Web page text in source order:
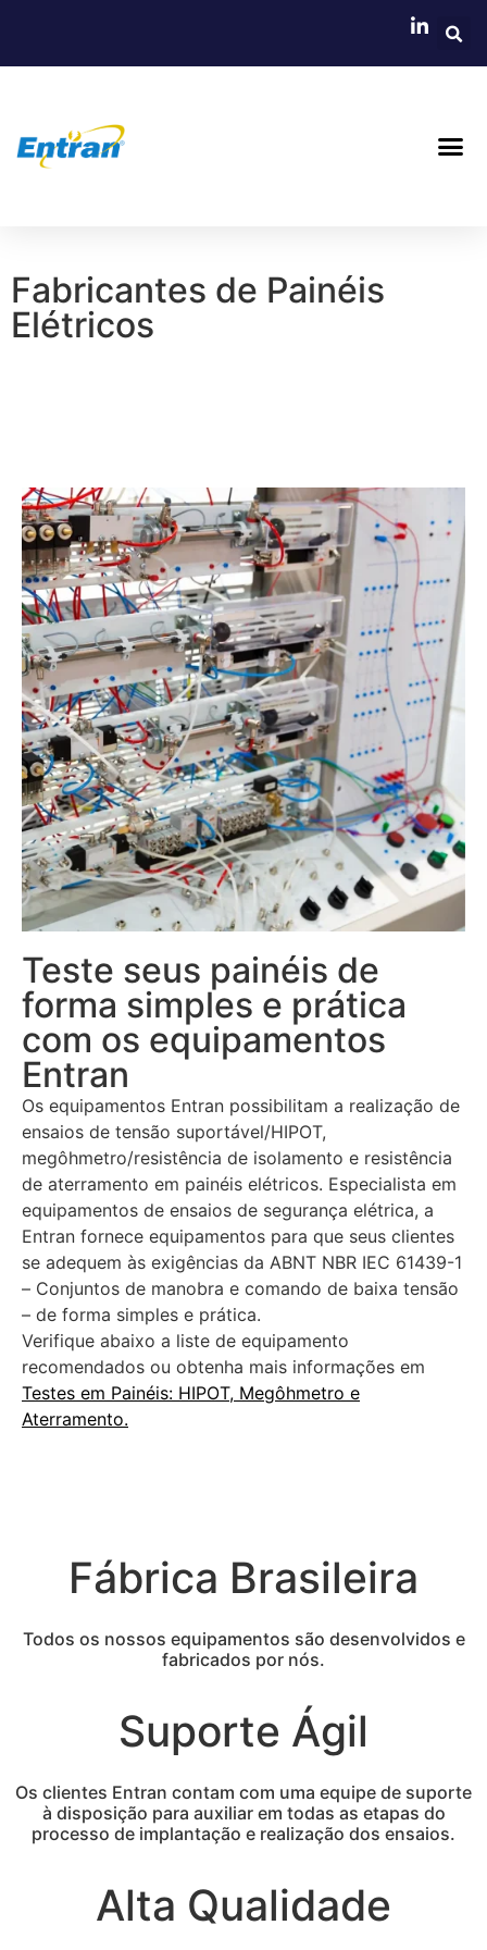
Fabricantes de Painéis
Elétricos
Teste seus painéis de
forma simples e prática
com os equipamentos
Entran
Os equipamentos Entran possibilitam a realização de
ensaios de tensão suportável/HIPOT,
megôhmetro/resistência de isolamento e resistência
de aterramento em painéis elétricos. Especialista em
equipamentos de ensaios de segurança elétrica, a
Entran fornece equipamentos para que seus clientes
se adequem às exigências da ABNT NBR IEC 61439-1
– Conjuntos de manobra e comando de baixa tensão
– de forma simples e prática.
Verifique abaixo a liste de equipamento
recomendados ou obtenha mais informações em
Testes em Painéis: HIPOT, Megôhmetro e
Aterramento.
Fábrica Brasileira
Todos os nossos equipamentos são desenvolvidos e
fabricados por nós.
Suporte Ágil
Os clientes Entran contam com uma equipe de suporte
à disposição para auxiliar em todas as etapas do
processo de implantação e realização dos ensaios.
Alta Qualidade